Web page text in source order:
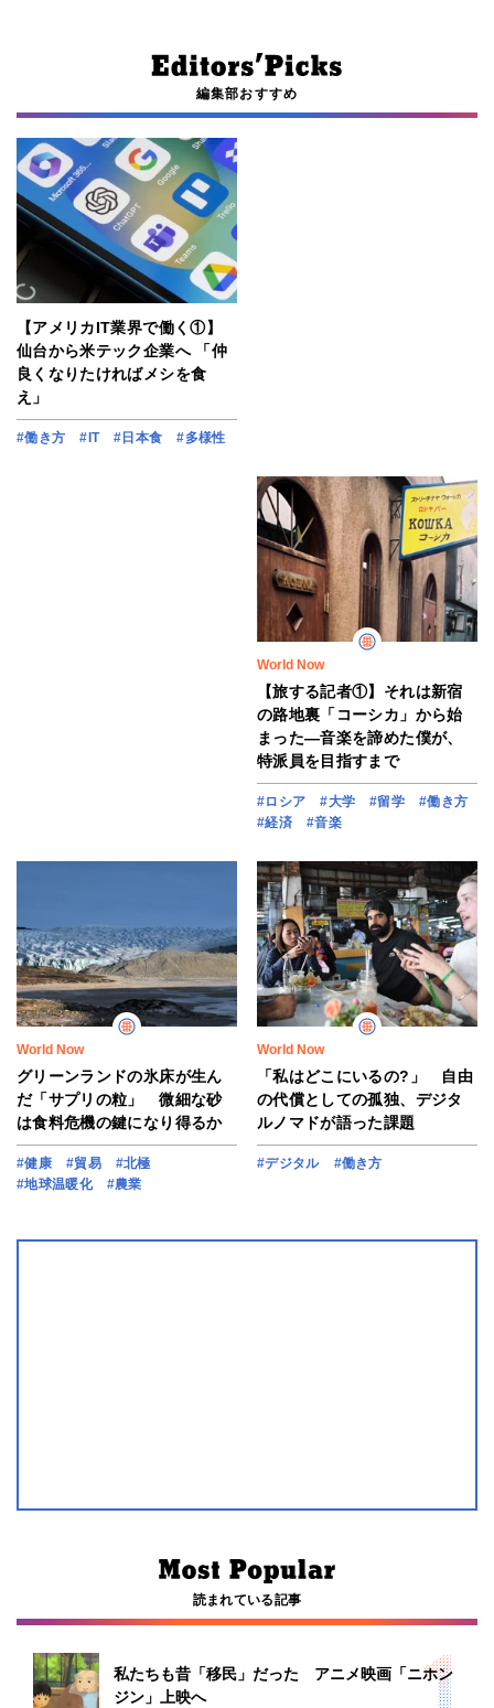
編集部おすすめ
【アメリカIT業界で働く①】
仙台から米テック企業へ 「仲
良くなりたければメシを食
え」
#働き方 #IT #日本食 #多様性
World Now
【旅する記者①】それは新宿
の路地裏「コーシカ」から始
まった―音楽を諦めた僕が、
特派員を目指すまで
#ロシア #大学 #留学
#働き方
#経済
#音楽
World Now
グリーンランドの氷床が生ん
だ「サプリの粒」 微細な砂
は食料危機の鍵になり得るか
#健康 #貿易
#北極
#地球温暖化
#農業
World Now
「私はどこにいるの?」 自由
の代償としての孤独、デジタ
ルノマドが語った課題
#デジタル #働き方
読まれている記事
私たちも昔「移民」だった アニメ映画「ニホン
ジン」上映へ